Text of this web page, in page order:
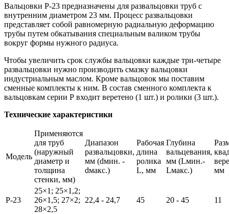
Вальцовки Р-23 предназначены для развальцовки труб с
внутренним диаметром 23 мм. Процесс развальцовки
представляет собой равномерную радиальную деформацию
трубы путем обкатывания специальным валиком трубы
вокруг формы нужного радиуса.
Чтобы увеличить срок службы вальцовки каждые три-четыре
развальцовки нужно производить смазку вальцовки
индустриальным маслом. Кроме вальцовок мы поставим
сменные комплекты к ним. В состав сменного комплекта к
вальцовкам серии Р входит веретено (1 шт.) и ролики (3 шт.).
Технические характеристики
Модель
Применяются
для труб
(наружный
диаметр и
толщина
стенки, мм)
Диапазон
развальцовки,
мм (dмин. -
dмакс.)
Рабочая
длина
ролика
L, мм
Глубина
вальцевания,
мм (Lмин.-
Lмакс.)
мм
Р-23
25×1; 25×1,2;
26×1,5; 27×2;
28×2,5
22,4 - 24,7 45 20 - 45 11